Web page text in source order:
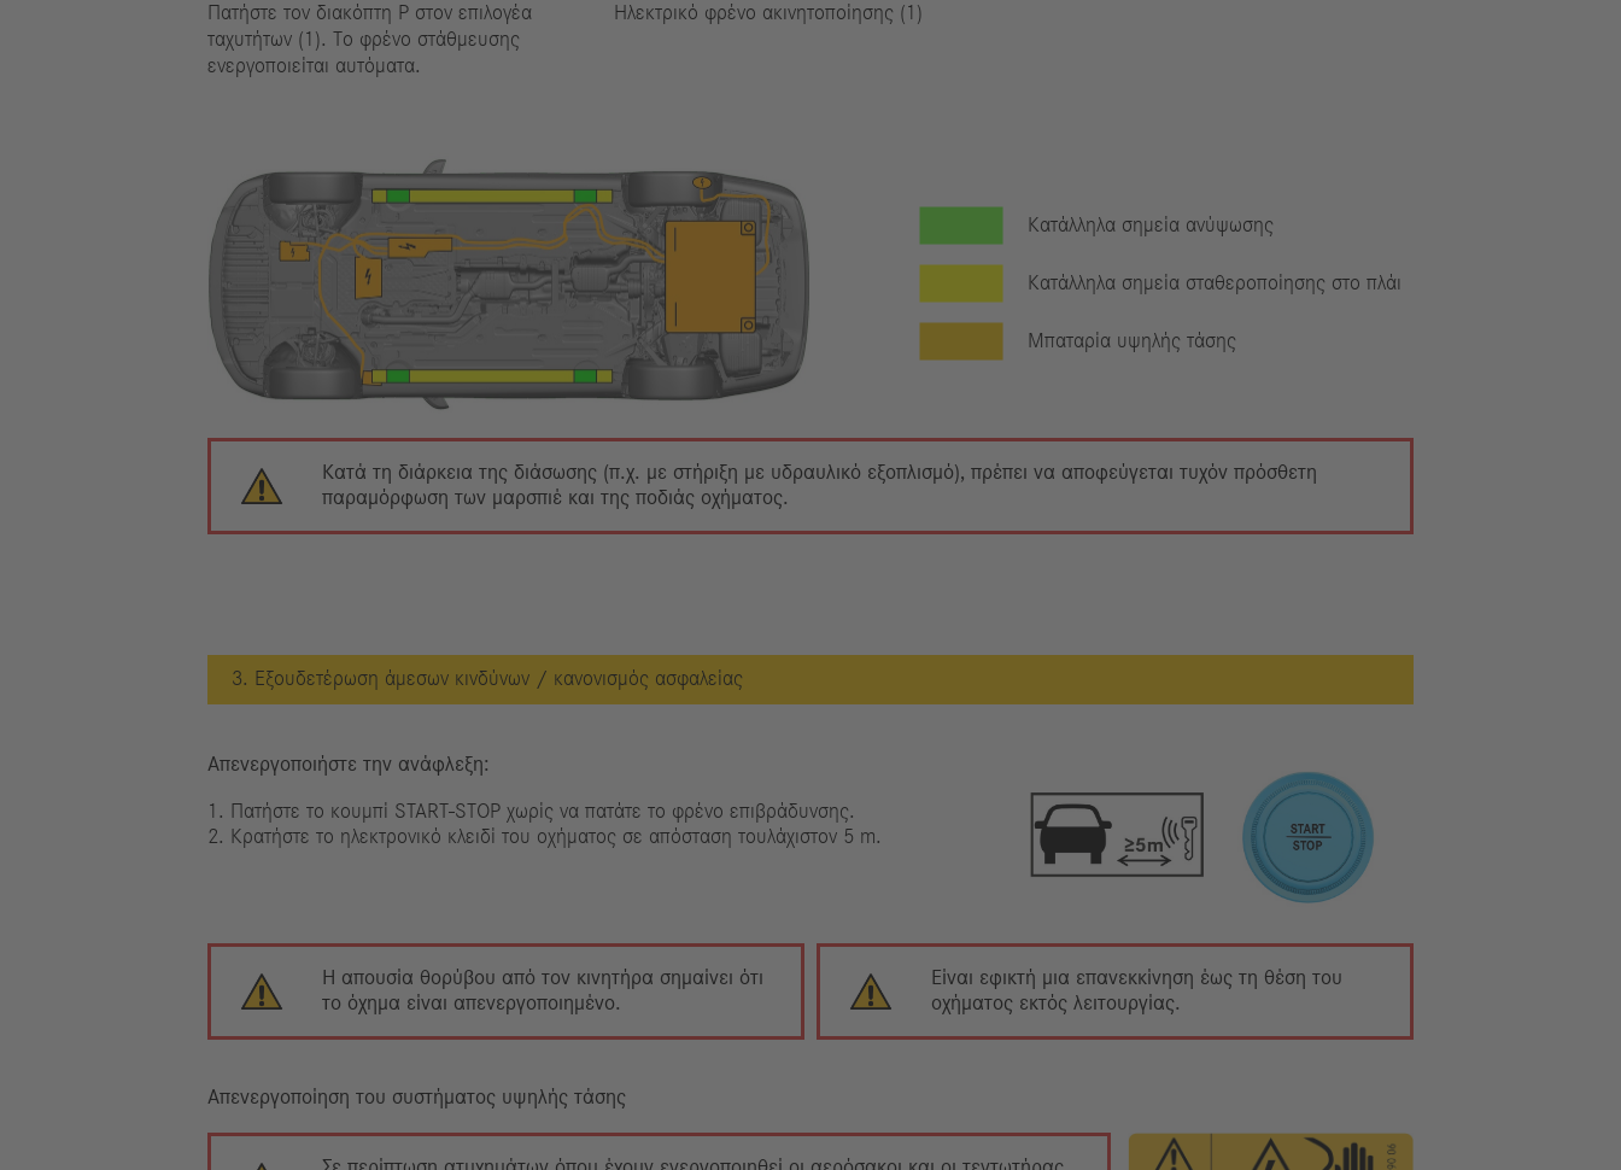
Πατήστε τον διακόπτη P στον επιλογέα
ταχυτήτων (1). Το φρένο στάθμευσης
ενεργοποιείται αυτόματα.
Ηλεκτρικό φρένο ακινητοποίησης (1)
Κατάλληλα σημεία ανύψωσης
Κατάλληλα σημεία σταθεροποίησης στο πλάι
Μπαταρία υψηλής τάσης
Κατά τη διάρκεια της διάσωσης (π.χ. με στήριξη με υδραυλικό εξοπλισμό), πρέπει να αποφεύγεται τυχόν πρόσθετη
παραμόρφωση των μαρσπιέ και της ποδιάς οχήματος.
3. Εξουδετέρωση άμεσων κινδύνων / κανονισμός ασφαλείας
Απενεργοποιήστε την ανάφλεξη:
1. Πατήστε το κουμπί START-STOP χωρίς να πατάτε το φρένο επιβράδυνσης.
2. Κρατήστε το ηλεκτρονικό κλειδί του οχήματος σε απόσταση τουλάχιστον 5 m.
Η απουσία θορύβου από τον κινητήρα σημαίνει ότι
το όχημα είναι απενεργοποιημένο.
Είναι εφικτή μια επανεκκίνηση έως τη θέση του
οχήματος εκτός λειτουργίας.
Απενεργοποίηση του συστήματος υψηλής τάσης